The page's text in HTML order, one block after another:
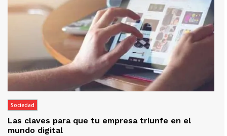
Sociedad
Las claves para que tu empresa triunfe en el
mundo digital